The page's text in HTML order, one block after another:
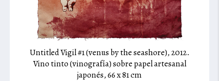
Untitled Vigil #1 (venus by the seashore),2012.
Vino tinto (vinografía) sobre papel artesanal
japonés, 66 x 81 cm